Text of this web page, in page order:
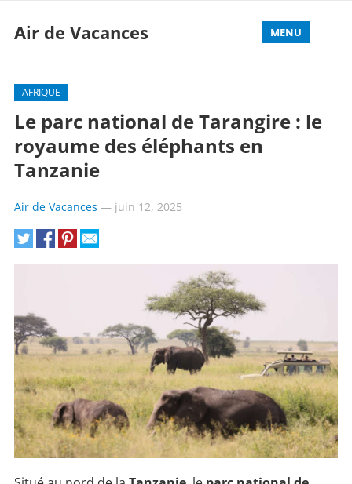
Air de Vacances MENU
AFRIQUE
Le parc national de Tarangire : le
royaume des éléphants en
Tanzanie
Air de Vacances — juin 12, 2025